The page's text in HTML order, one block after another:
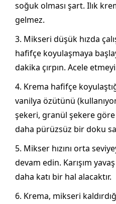
soğuk olması şart. Ilık
gelmez.
Mikseri düşük hızda
hafifçe koyulaşmaya
dakika çırpın. Acele
Krema hafifçe
vanilya özütünü
şekeri, granül şekere
daha pürüzsüz bir doku
Mikser hızını orta
devam edin. Karışım
daha katı bir hal alacaktır.
Krema, mikseri